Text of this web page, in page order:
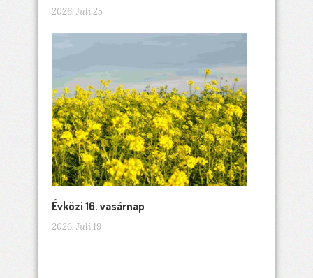
2026. Juli 25
Évközi 16. vasárnap
2026. Juli 19